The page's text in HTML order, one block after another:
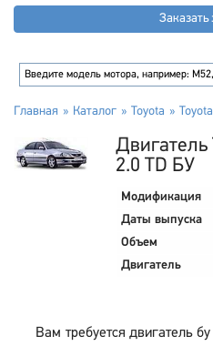
Заказать
Главная Каталог Toyota
Двигатель
2.0 TD БУ
Модификация
Даты выпуска
Объем
Двигатель
Вам требуется двигатель